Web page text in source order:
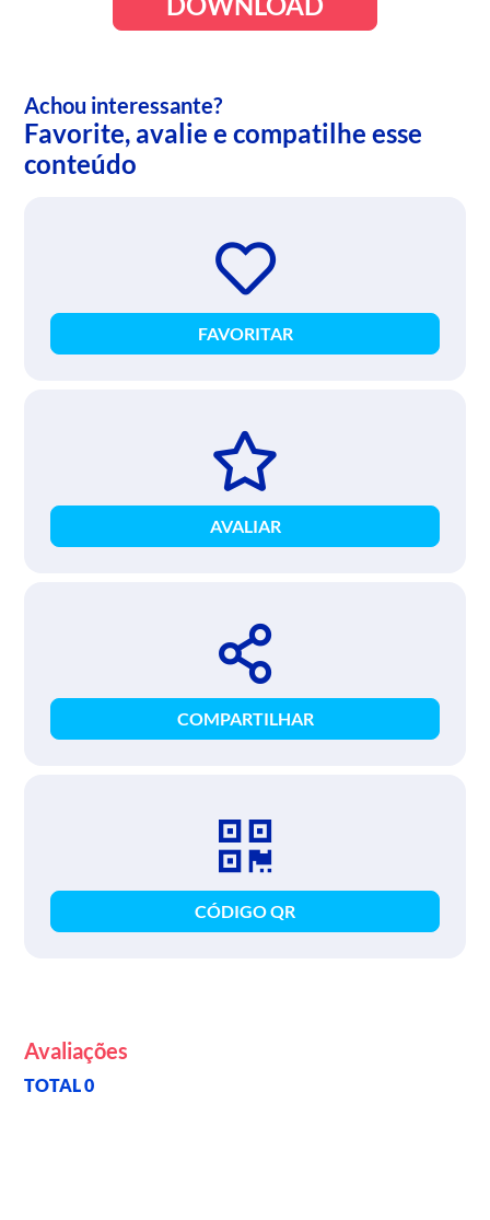
Achou interessante?
Favorite, avalie e compatilhe esse
conteúdo
FAVORITAR
AVALIAR
COMPARTILHAR
CÓDIGO QR
Avaliações
TOTAL 0